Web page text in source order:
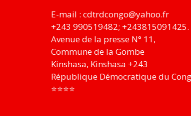
E-mail : cdtrdcongo@yahoo.fr
+243 990519482; +243815091425.
Avenue de la presse N° 11,
Commune de la Gombe
Kinshasa, Kinshasa +243
République Démocratique du
⭐⭐⭐⭐